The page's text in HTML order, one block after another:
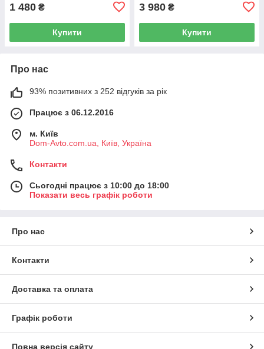
1 480 ₴
Купити
3 980 ₴
Купити
Про нас
93% позитивних з 252 відгуків за рік
Працює з 06.12.2016
м. Київ
Dom-Avto.com.ua, Київ, Україна
Контакти
Сьогодні працює з 10:00 до 18:00
Показати весь графік роботи
Про нас
Контакти
Доставка та оплата
Графік роботи
Повна версія сайту